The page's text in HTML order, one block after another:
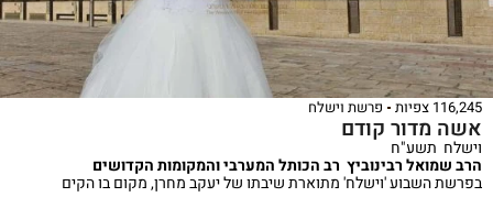
116,245 צפיות פרשת וישלח
אשה מדור קודם
וישלח תשע"ח
הרב שמואל רבינוביץ רב הכותל המערבי והמקומות הקדושים
בפרשת השבוע 'וישלח' מתוארת שיבתו של יעקב מחרן, מקום בו הקים